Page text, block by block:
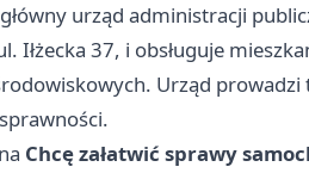
urząd administracji
37, i obsługuje
Urząd prowadzi
Chcę załatwić sprawy